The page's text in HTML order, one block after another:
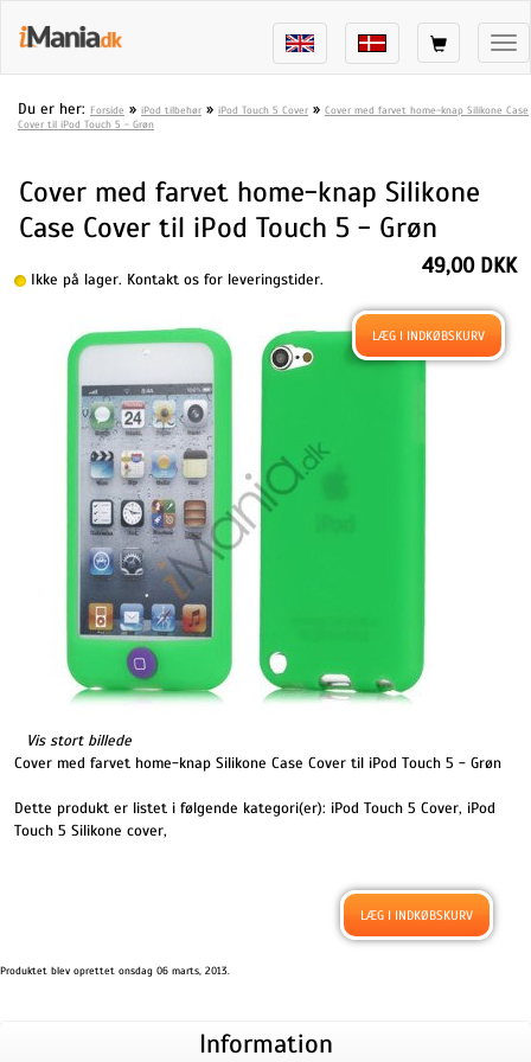
Du er her: Forside » iPod tilbehør » iPod Touch 5 Cover » Cover med farvet home-knap Silikone Case
Cover til iPod Touch 5 - Grøn
Cover med farvet home-knap Silikone
Case Cover til iPod Touch 5 - Grøn
Ikke på lager. Kontakt os for leveringstider.
Vis stort billede
49,00 DKK
Cover med farvet home-knap Silikone Case Cover til iPod Touch 5 - Grøn
Dette produkt er listet i følgende kategori(er): iPod Touch 5 Cover, iPod
Touch 5 Silikone cover,
Produktet blev oprettet onsdag 06 marts, 2013.
Information